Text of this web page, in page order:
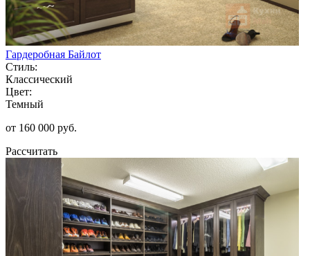
Гардеробная Байлот
Стиль:
Классический
Цвет:
Темный
от 160 000 руб.
Рассчитать